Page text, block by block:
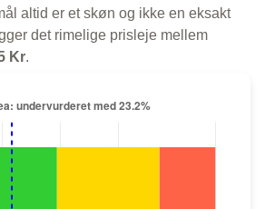
altid er et skøn og ikke en eksakt
det rimelige prisleje mellem
Kr.